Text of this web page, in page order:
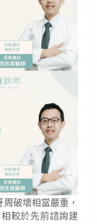
破壞相當嚴重，
較於先前諮詢建